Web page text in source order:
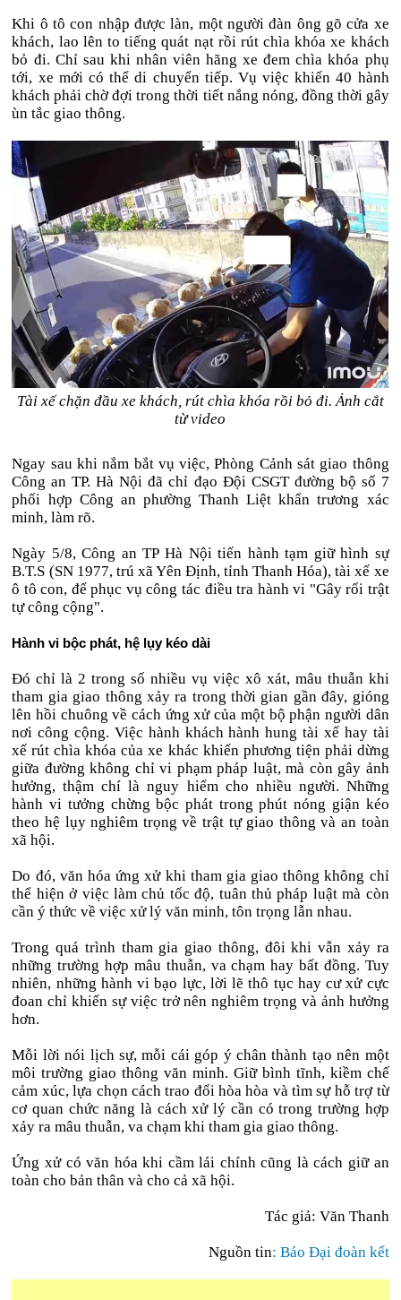
Khi ô tô con nhập được làn, một người đàn ông gõ cửa xe
khách, lao lên to tiếng quát nạt rồi rút chìa khóa xe khách
bỏ đi. Chỉ sau khi nhân viên hãng xe đem chìa khóa phụ
tới, xe mới có thể di chuyển tiếp. Vụ việc khiến 40 hành
khách phải chờ đợi trong thời tiết nắng nóng, đồng thời gây
ùn tắc giao thông.
Tài xế chặn đầu xe khách, rút chìa khóa rồi bỏ đi. Ảnh cắt
từ video
Ngay sau khi nắm bắt vụ việc, Phòng Cảnh sát giao thông
Công an TP. Hà Nội đã chỉ đạo Đội CSGT đường bộ số 7
phối hợp Công an phường Thanh Liệt khẩn trương xác
minh, làm rõ.
Ngày 5/8, Công an TP Hà Nội tiến hành tạm giữ hình sự
B.T.S (SN 1977, trú xã Yên Định, tỉnh Thanh Hóa), tài xế xe
ô tô con, để phục vụ công tác điều tra hành vi "Gây rối trật
tự công cộng".
Hành vi bộc phát, hệ lụy kéo dài
Đó chỉ là 2 trong số nhiều vụ việc xô xát, mâu thuẫn khi
tham gia giao thông xảy ra trong thời gian gần đây, gióng
lên hồi chuông về cách ứng xử của một bộ phận người dân
nơi công cộng. Việc hành khách hành hung tài xế hay tài
xế rút chìa khóa của xe khác khiến phương tiện phải dừng
giữa đường không chỉ vi phạm pháp luật, mà còn gây ảnh
hưởng, thậm chí là nguy hiểm cho nhiều người. Những
hành vi tưởng chừng bộc phát trong phút nóng giận kéo
theo hệ lụy nghiêm trọng về trật tự giao thông và an toàn
xã hội.
Do đó, văn hóa ứng xử khi tham gia giao thông không chỉ
thể hiện ở việc làm chủ tốc độ, tuân thủ pháp luật mà còn
cần ý thức về việc xử lý văn minh, tôn trọng lẫn nhau.
Trong quá trình tham gia giao thông, đôi khi vẫn xảy ra
những trường hợp mâu thuẫn, va chạm hay bất đồng. Tuy
nhiên, những hành vi bạo lực, lời lẽ thô tục hay cư xử cực
đoan chỉ khiến sự việc trở nên nghiêm trọng và ảnh hưởng
hơn.
Mỗi lời nói lịch sự, mỗi cái góp ý chân thành tạo nên một
môi trường giao thông văn minh. Giữ bình tĩnh, kiềm chế
cảm xúc, lựa chọn cách trao đổi hòa hòa và tìm sự hỗ trợ từ
cơ quan chức năng là cách xử lý cần có trong trường hợp
xảy ra mâu thuẫn, va chạm khi tham gia giao thông.
Ứng xử có văn hóa khi cầm lái chính cũng là cách giữ an
toàn cho bản thân và cho cả xã hội.
Tác giả: Văn Thanh
Nguồn tin: Báo Đại đoàn kết